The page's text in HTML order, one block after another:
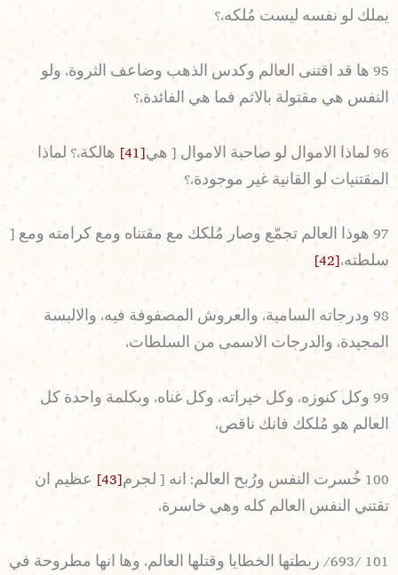
يملك لو نفسه ليست مُلكه،؟
95 ها قد اقتنى العالم وكدس الذهب وضاعف الثروة، ولو
النفس هي مقتولة بالاثم فما هي الفائدة،؟
96 لماذا الاموال لو صاحبة الاموال [ هي [41]
هالكة،؟ لماذا
المقتنيات لو القانية غير موجودة،؟
97 هوذا العالم تجمّع وصار مُلكك مع مقتناه ومع كرامته ومع [
سلطته، [42]
98 ودرجاته السامية، والعروش المصفوفة فيه، والالبسة
المجيدة، والدرجات الاسمى من السلطات،
99 وكل كنوزه، وكل خيراته، وكل غناه، وبكلمة واحدة كل
العالم هو مُلكك فانك ناقص،
100 خُسرت النفس ورُبح العالم: انه [ لجرم [43]
عظيم ان
تقتني النفس العالم كله وهي خاسرة،
101 /693/ ربطتها الخطايا وقتلها العالم، وها انها مطروحة في